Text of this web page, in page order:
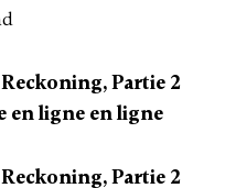
Partie 2
en ligne en ligne
Partie 2